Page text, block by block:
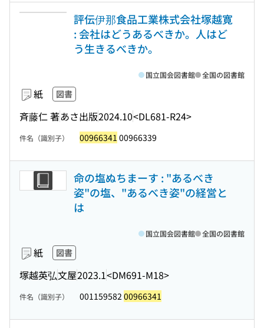
評伝伊那食品工業株式会社塚越寛
: 会社はどうあるべきか。人はど
う生きるべきか。
紙 図書
斉藤仁 著あさ出版2024.10<DL681-R24>
国立国会図書館 全国の図書館
件名（識別子） 00966341 00966339
命の塩ぬちまーす : "あるべき
姿"の塩、"あるべき姿"の経営と
は
紙 図書
塚越英弘文屋2023.1<DM691-M18>
国立国会図書館 全国の図書館
件名（識別子） 001159582 00966341